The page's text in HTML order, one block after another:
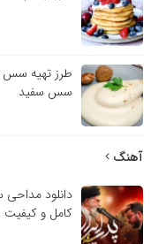
طرز تهیه سس
سس سفید
آهنگ
دانلود
کامل و کیفیت